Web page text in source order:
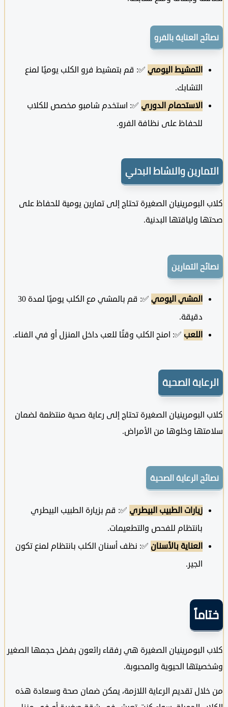
العناية بالفرو
التمشيط اليومي✅: قم بتمشيط فرو الكلب يوميًا لمنع
التشابك.
الاستحمام الدوري✅: استخدم شامبو مخصص للكلاب
للحفاظ على نظافة الفرو.
والنشاط البدني
الصغيرة تحتاج إلى تمارين يومية للحفاظ على
ولياقتها البدنية.
التمارين
المشي اليومي
✅: قم بالمشي مع الكلب يوميًا لمدة 30
دقيقة.
اللعب ✅: امنح الكلب وقتًا للعب داخل المنزل أو في الفناء.
الصحية
الصغيرة تحتاج إلى رعاية صحية منتظمة لضمان
وخلوها من الأمراض.
الرعاية الصحية
زيارات الطبيب البيطري✅: قم بزيارة الطبيب البيطري
بانتظام للفحص والتطعيمات.
العناية بالأسنان✅: نظف أسنان الكلب بانتظام لمنع تكون
البومرينيان الصغيرة هي رفقاء رائعون بفضل حجمها الصغير
الحيوية والمحبوبة.
تقديم الرعاية اللازمة، يمكن ضمان صحة وسعادة هذه